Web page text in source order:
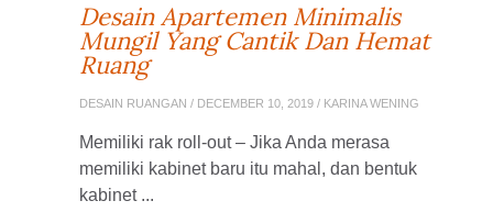
Desain Apartemen Minimalis
Mungil Yang Cantik Dan Hemat
Ruang
DESAIN RUANGAN / DECEMBER 10, 2019 / KARINA WENING
Memiliki rak roll-out – Jika Anda merasa
memiliki kabinet baru itu mahal, dan bentuk
kabinet ...